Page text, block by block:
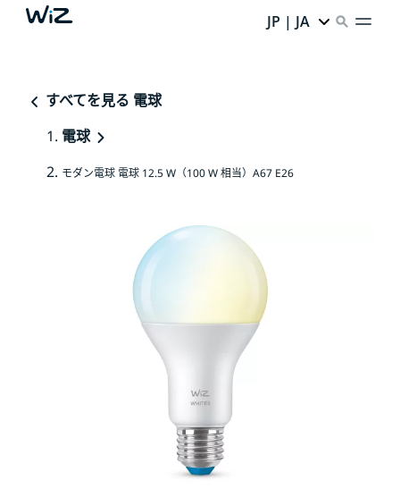
JP | JA
すべてを見る 電球
電球
モダン電球 電球 12.5 W（100 W 相当）A67 E26